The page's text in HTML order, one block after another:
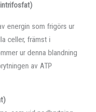
energin som frigörs ur
celler, främst i
ur denna blandning
av ATP